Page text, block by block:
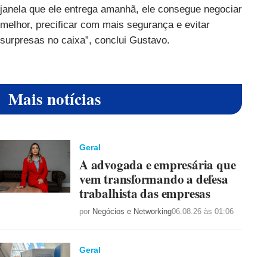
janela que ele entrega amanhã, ele consegue negociar
melhor, precificar com mais segurança e evitar
surpresas no caixa”, conclui Gustavo.
Mais notícias
Geral
A advogada e empresária que
vem transformando a defesa
trabalhista das empresas
por Negócios e Networking06.08.26 às 01:06
Geral